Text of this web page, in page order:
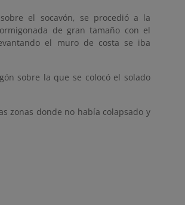
el socavón, se procedió a la
de gran tamaño con el
el muro de costa se iba
sobre la que se colocó el solado
zonas donde no había colapsado y